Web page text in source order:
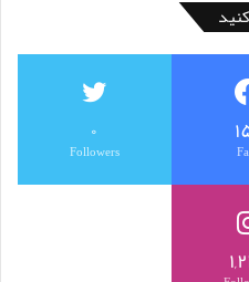
۰
Followers